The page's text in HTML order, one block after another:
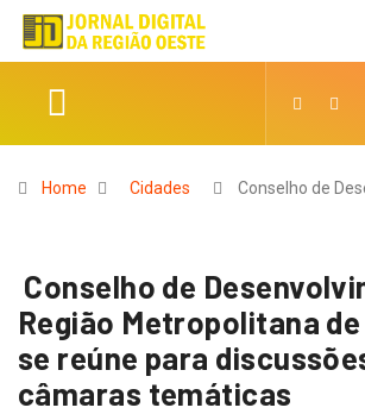
Home Cidades Conselho de
Conselho de
Região Metropolitana de
se reúne para
câmaras temáticas